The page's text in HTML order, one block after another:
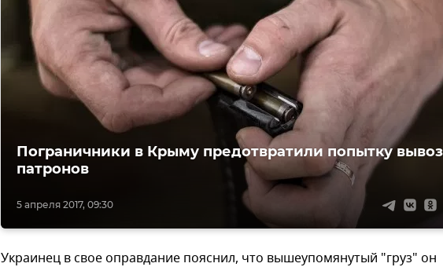
5 апреля 2017, 09:30
Пограничники в Крыму предотвратили попытку
патронов
Украинец в свое оправдание пояснил, что вышеупомянутый "груз" он